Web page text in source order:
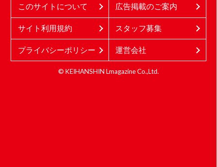
このサイトについて 広告掲載のご案内
サイト利用規約 スタッフ募集
プライバシーポリシー 運営会社
© KEIHANSHIN Lmagazine Co.,Ltd.